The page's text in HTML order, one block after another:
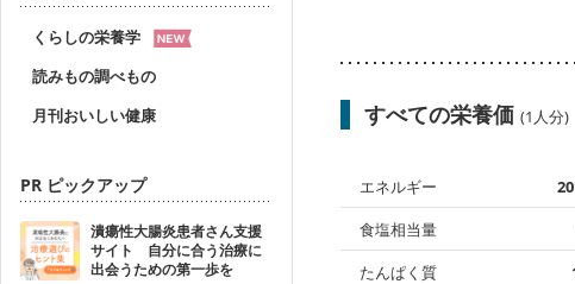
くらしの栄養学
読みもの調べもの
月刊おいしい健康
PR ピックアップ
潰瘍性大腸炎患者さん支援
サイト 自分に合う治療に
出会うための第一歩を
すべての栄養価 (1人分)
エネルギー
食塩相当量
たんぱく質